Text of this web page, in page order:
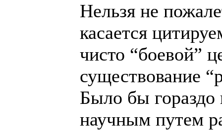
Нельзя не
касается
чисто “боевой”
существование
Было бы гораздо
научным путем